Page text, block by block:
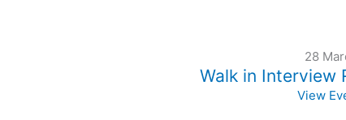
28
Walk in Interview
View